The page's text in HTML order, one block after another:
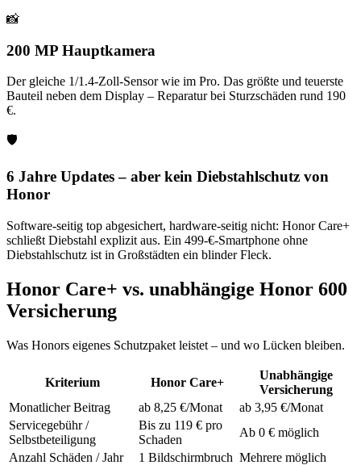
📸
200 MP Hauptkamera
Der gleiche 1/1.4-Zoll-Sensor wie im Pro. Das größte und teuerste
Bauteil neben dem Display – Reparatur bei Sturzschäden rund 190
€.
🛡️
6 Jahre Updates – aber kein Diebstahlschutz von
Honor
Software-seitig top abgesichert, hardware-seitig nicht: Honor Care+
schließt Diebstahl explizit aus. Ein 499-€-Smartphone ohne
Diebstahlschutz ist in Großstädten ein blinder Fleck.
Honor Care+ vs. unabhängige Honor 600
Versicherung
Was Honors eigenes Schutzpaket leistet – und wo Lücken bleiben.
Kriterium Honor Care+
Unabhängige
Versicherung
Monatlicher Beitrag
ab 8,25 €/Monat
ab 3,95 €/Monat
Servicegebühr /
Selbstbeteiligung
Bis zu 119 € pro
Schaden
Ab 0 € möglich
Anzahl Schäden / Jahr
1 Bildschirmbruch Mehrere möglich